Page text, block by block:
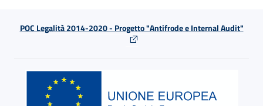
POC Legalità 2014-2020 - Progetto "Antifrode e Internal Audit"